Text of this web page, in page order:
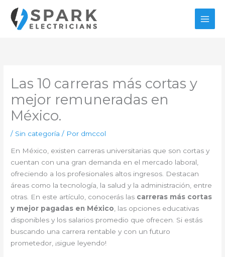
contenido
Las 10 carreras más cortas y
mejor remuneradas en
México.
/ Sin categoría / Por dmccol
En México, existen carreras universitarias que son cortas y
cuentan con una gran demanda en el mercado laboral,
ofreciendo a los profesionales altos ingresos. Destacan
áreas como la tecnología, la salud y la administración, entre
otras. En este artículo, conocerás las carreras más cortas
y mejor pagadas en México, las opciones educativas
disponibles y los salarios promedio que ofrecen. Si estás
buscando una carrera rentable y con un futuro
prometedor, ¡sigue leyendo!